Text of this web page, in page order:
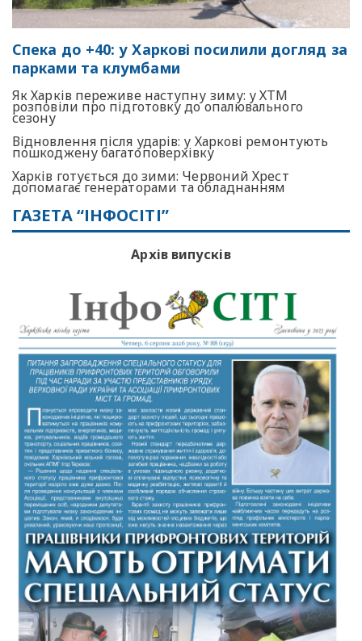
Спека до +40: у Харкові посилили догляд за
парками та клумбами
Як Харків переживе наступну зиму: у ХТМ
розповіли про підготовку до опалювального
сезону
Відновлення після ударів: у Харкові ремонтують
пошкоджену багатоповерхівку
Харків готується до зими: Червоний Хрест
допомагає генераторами та обладнанням
ГАЗЕТА “ІНФОСІТІ”
Архів випусків